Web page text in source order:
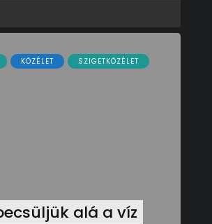
KÖZÉLET SZIGETKÖZÉLET
alá a víz